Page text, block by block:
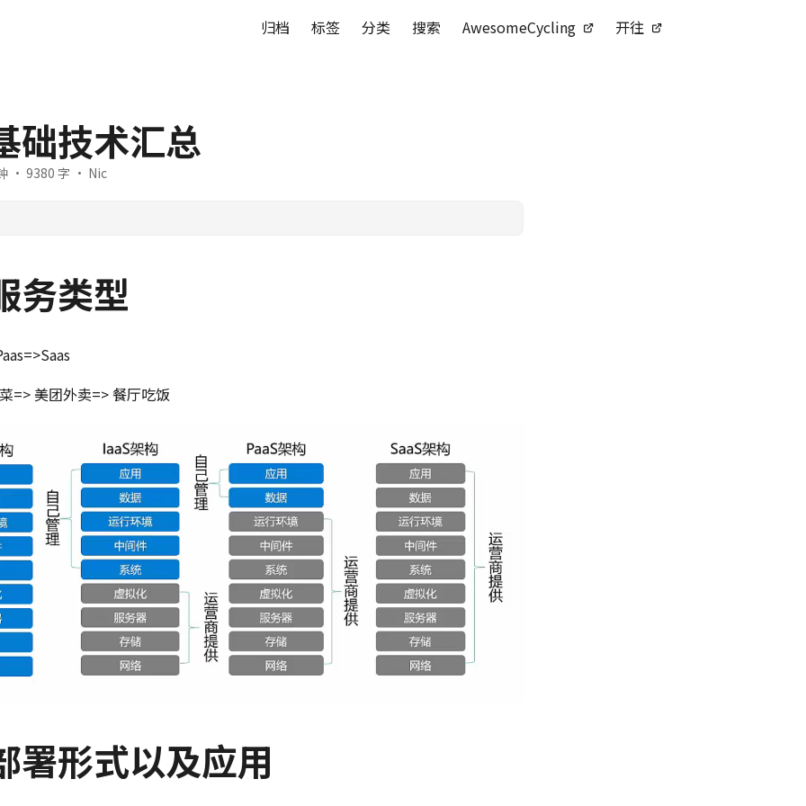
归档 标签 分类 搜索 AwesomeCycling 开往
础技术汇总
· 9380 字 · Nic
务类型
=> 美团外卖=> 餐厅吃饭
署形式以及应用